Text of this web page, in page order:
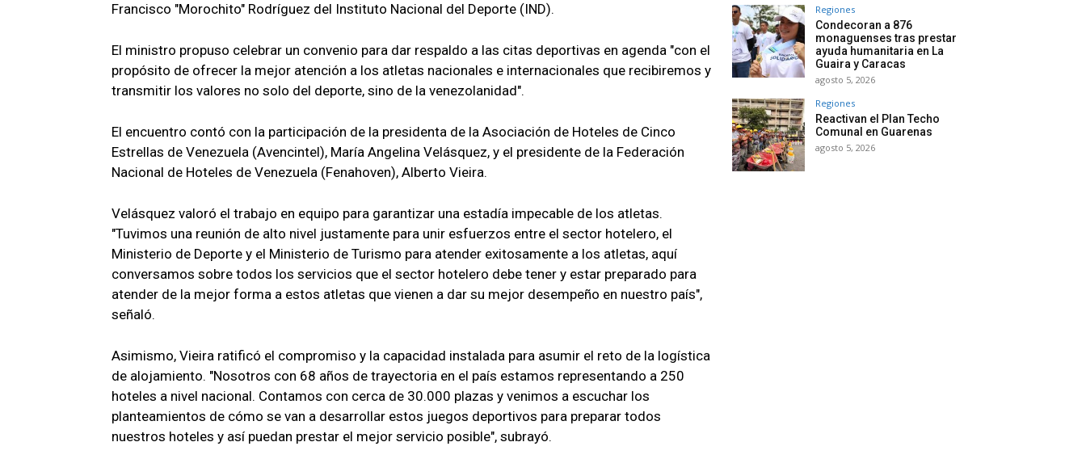
Francisco "Morochito" Rodríguez del Instituto Nacional del Deporte (IND).
El ministro propuso celebrar un convenio para dar respaldo a las citas deportivas en agenda "con el
propósito de ofrecer la mejor atención a los atletas nacionales e internacionales que recibiremos y
transmitir los valores no solo del deporte, sino de la venezolanidad".
El encuentro contó con la participación de la presidenta de la Asociación de Hoteles de Cinco
Estrellas de Venezuela (Avencintel), María Angelina Velásquez, y el presidente de la Federación
Nacional de Hoteles de Venezuela (Fenahoven), Alberto Vieira.
Velásquez valoró el trabajo en equipo para garantizar una estadía impecable de los atletas.
"Tuvimos una reunión de alto nivel justamente para unir esfuerzos entre el sector hotelero, el
Ministerio de Deporte y el Ministerio de Turismo para atender exitosamente a los atletas, aquí
conversamos sobre todos los servicios que el sector hotelero debe tener y estar preparado para
atender de la mejor forma a estos atletas que vienen a dar su mejor desempeño en nuestro país",
señaló.
Asimismo, Vieira ratificó el compromiso y la capacidad instalada para asumir el reto de la logística
de alojamiento. "Nosotros con 68 años de trayectoria en el país estamos representando a 250
hoteles a nivel nacional. Contamos con cerca de 30.000 plazas y venimos a escuchar los
planteamientos de cómo se van a desarrollar estos juegos deportivos para preparar todos
nuestros hoteles y así puedan prestar el mejor servicio posible", subrayó.
Regiones
Condecoran a 876
monaguenses tras prestar
ayuda humanitaria en La
Guaira y Caracas
agosto 5, 2026
Regiones
Reactivan el Plan Techo
Comunal en Guarenas
agosto 5, 2026